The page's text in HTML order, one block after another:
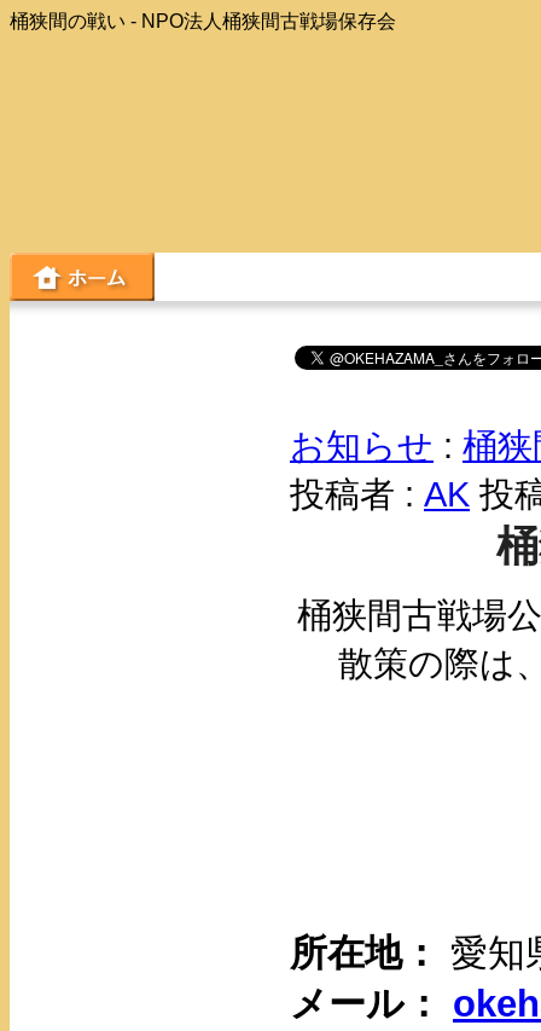
桶狭間の戦い - NPO法人桶狭間古戦場保存会
お知らせ : 桶狭
投稿者 : AK 投
桶狭間古戦場
散策の際は
所在地：
愛知
メール：